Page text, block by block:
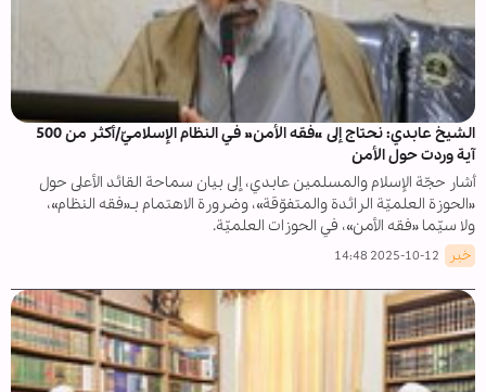
الشيخ عابدي: نحتاج إلى «فقه الأمن» في النظام الإسلاميّ/أكثر من 500
آية وردت حول الأمن
أشار حجّة الإسلام والمسلمين عابدي، إلى بيان سماحة القائد الأعلى حول
«الحوزة العلميّة الرائدة والمتفوّقة»، وضرورة الاهتمام بـ«فقه النظام»،
ولا سيّما «فقه الأمن»، في الحوزات العلميّة.
خبر 2025-10-12 14:48